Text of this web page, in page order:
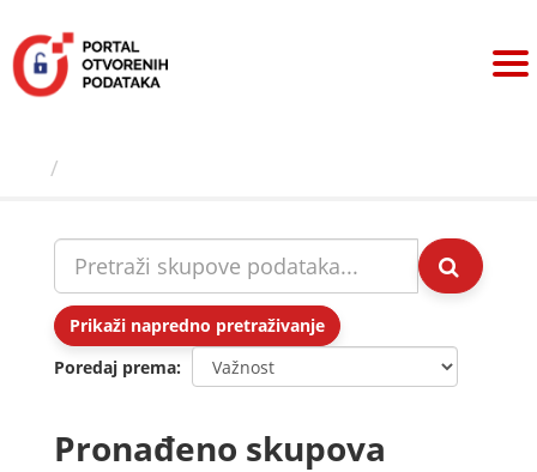
sadržaj
Prikaži napredno pretraživanje
Poredaj prema
Pronađeno skupova